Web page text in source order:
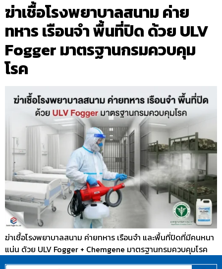
ฆ่าเชื้อโรงพยาบาลสนาม ค่าย
ทหาร เรือนจำ พื้นที่ปิด ด้วย ULV
Fogger มาตรฐานกรมควบคุม
โรค
ฆ่าเชื้อโรงพยาบาลสนาม ค่ายทหาร เรือนจำ และพื้นที่ปิดที่มีคนหนา
แน่น ด้วย ULV Fogger + Chemgene มาตรฐานกรมควบคุมโรค